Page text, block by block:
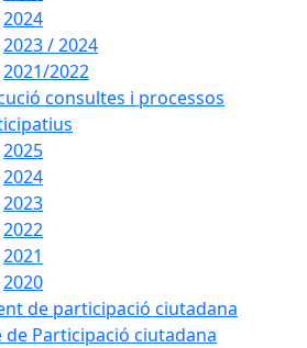
2024
2023 / 2024
2021/2022
consultes i processos
2025
2024
2023
2022
2021
2020
de participació ciutadana
de Participació ciutadana